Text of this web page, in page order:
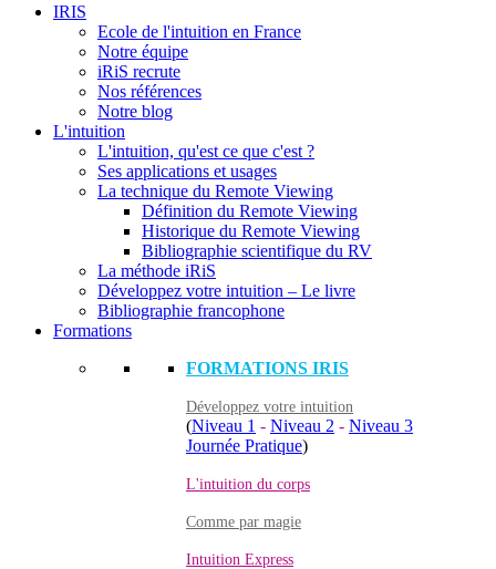
IRIS
Ecole de l'intuition en France
Notre équipe
iRiS recrute
Nos références
Notre blog
L'intuition
L'intuition, qu'est ce que c'est ?
Ses applications et usages
La technique du Remote Viewing
Définition du Remote Viewing
Historique du Remote Viewing
Bibliographie scientifique du RV
La méthode iRiS
Développez votre intuition – Le livre
Bibliographie francophone
Formations
FORMATIONS IRIS
Développez votre intuition
(Niveau 1 - Niveau 2 - Niveau 3
Journée Pratique)
L'intuition du corps
Comme par magie
Intuition Express